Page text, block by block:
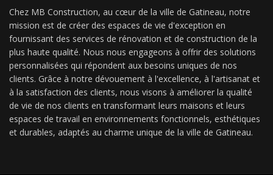
Chez MB Construction, au cœur de la ville de Gatineau, notre
mission est de créer des espaces de vie d'exception en
fournissant des services de rénovation et de construction de la
plus haute qualité. Nous nous engageons à offrir des solutions
personnalisées qui répondent aux besoins uniques de nos
clients. Grâce à notre dévouement à l'excellence, à l'artisanat et
à la satisfaction des clients, nous visons à améliorer la qualité
de vie de nos clients en transformant leurs maisons et leurs
espaces de travail en environnements fonctionnels, esthétiques
et durables, adaptés au charme unique de la ville de Gatineau.